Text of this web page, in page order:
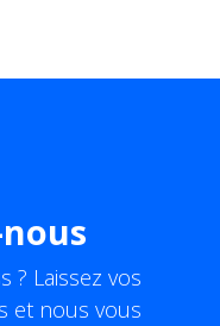
? Laissez vos
et nous vous